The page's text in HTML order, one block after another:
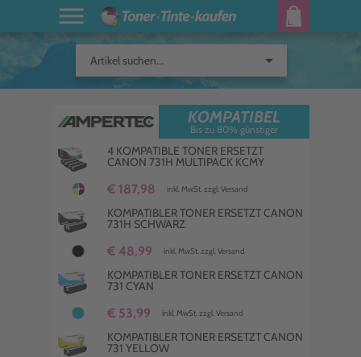
Artikel suchen... arrow_drop_down
KOMPATIBEL
Bis zu 80% günstiger
4 KOMPATIBLE TONER ERSETZT
CANON 731H MULTIPACK KCMY
€ 187,98 inkl. MwSt. zzgl. Versand
KOMPATIBLER TONER ERSETZT CANON
731H SCHWARZ
€ 48,99 inkl. MwSt. zzgl. Versand
KOMPATIBLER TONER ERSETZT CANON
731 CYAN
€ 53,99 inkl. MwSt. zzgl. Versand
KOMPATIBLER TONER ERSETZT CANON
731 YELLOW